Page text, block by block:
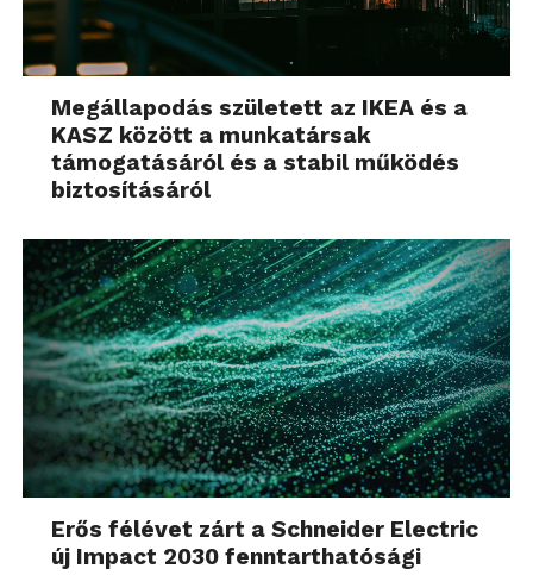
Megállapodás született az IKEA és a
KASZ között a munkatársak
támogatásáról és a stabil működés
biztosításáról
Erős félévet zárt a Schneider Electric
új Impact 2030 fenntarthatósági